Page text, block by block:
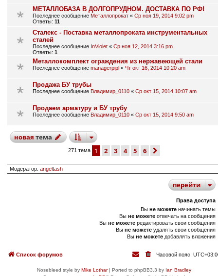
МЕТАЛЛОБАЗА В ДОЛГОПРУДНОМ. ДОСТАВКА ПО РФ!
Последнее сообщение Металлопрокат « Ср ноя 19, 2014 9:02 pm
Ответы: 11
Сталекс - Поставка металлопроката инструментальных
сталей
Последнее сообщение InViolet « Ср ноя 12, 2014 3:16 pm
Ответы: 1
Металлокомплект ограждения из нержавеющей стали
Последнее сообщение managerpipl « Чт окт 16, 2014 10:20 am
Продажа БУ трубы
Последнее сообщение Владимир_0110 « Ср окт 15, 2014 10:07 am
Продаем арматуру и БУ трубу
Последнее сообщение Владимир_0110 « Ср окт 15, 2014 9:50 am
новаятема
271 тема 1 2 3 4 5 6
Модератор: angeltash
перейти
Права доступа
Вы не можете начинать темы
Вы не можете отвечать на сообщения
Вы не можете редактировать свои сообщения
Вы не можете удалять свои сообщения
Вы не можете добавлять вложения
Список форумов Часовой пояс:
Nosebleed style by Mike Lothar| Ported to phpBB3.3 by Ian Bradley